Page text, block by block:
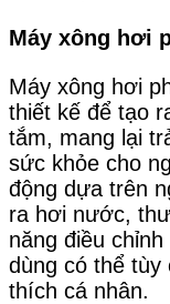
Máy xông hơi
Máy xông hơi
thiết kế để tạo
tắm, mang lại
sức khỏe cho
động dựa trên
ra hơi nước,
năng điều
dùng có thể
thích cá nhân.